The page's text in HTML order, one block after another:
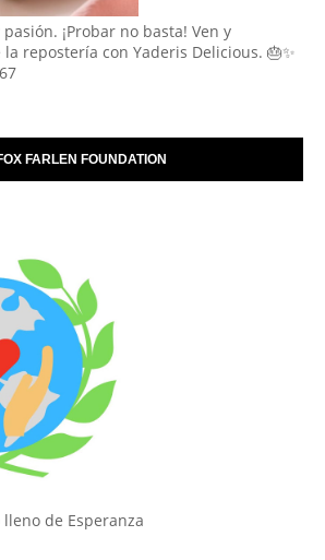
¡Probar no basta! Ven y
repostería con Yaderis Delicious. 🎂✨
FARLEN FOUNDATION
de Esperanza